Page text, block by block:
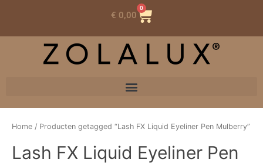
€ 0,00
0
Winkelwagen
Home / Producten getagged “Lash FX Liquid Eyeliner Pen Mulberry”
Lash FX Liquid Eyeliner Pen